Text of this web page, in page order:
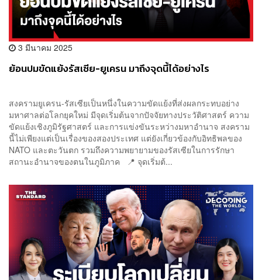
3 มีนาคม 2025
ย้อนปมขัดแย้งรัสเซีย-ยูเครน มาถึงจุดนี้ได้อย่างไร
สงครามยูเครน-รัสเซียเป็นหนึ่งในความขัดแย้งที่ส่งผลกระทบอย่าง
มหาศาลต่อโลกยุคใหม่ มีจุดเริ่มต้นจากปัจจัยทางประวัติศาสตร์ ความ
ขัดแย้งเชิงภูมิรัฐศาสตร์ และการแข่งขันระหว่างมหาอำนาจ สงคราม
นี้ไม่เพียงแต่เป็นเรื่องของสองประเทศ แต่ยังเกี่ยวข้องกับอิทธิพลของ
NATO และตะวันตก รวมถึงความพยายามของรัสเซียในการรักษา
สถานะอำนาจของตนในภูมิภาค 📍 จุดเริ่มต้...